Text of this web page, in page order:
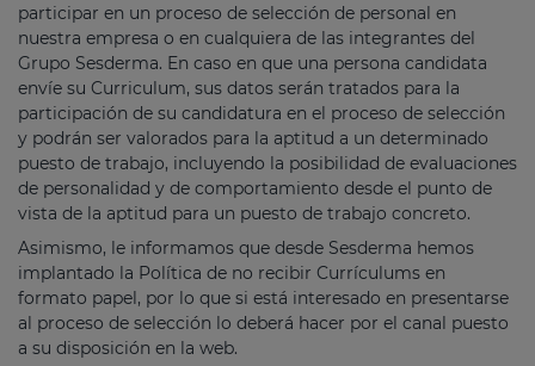
participar en un proceso de selección de personal en
nuestra empresa o en cualquiera de las integrantes del
Grupo Sesderma. En caso en que una persona candidata
envíe su Curriculum, sus datos serán tratados para la
participación de su candidatura en el proceso de selección
y podrán ser valorados para la aptitud a un determinado
puesto de trabajo, incluyendo la posibilidad de evaluaciones
de personalidad y de comportamiento desde el punto de
vista de la aptitud para un puesto de trabajo concreto.
Asimismo, le informamos que desde Sesderma hemos
implantado la Política de no recibir Currículums en
formato papel, por lo que si está interesado en presentarse
al proceso de selección lo deberá hacer por el canal puesto
a su disposición en la web.